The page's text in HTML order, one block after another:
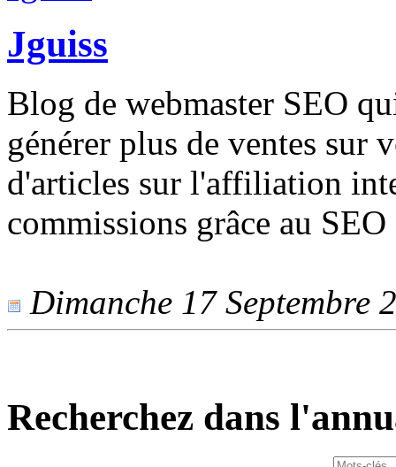
Jguiss
Blog de webmaster SEO
générer plus de ventes sur
d'articles sur l'affiliation
commissions grâce au SEO
Dimanche 17 Septembre
Recherchez dans